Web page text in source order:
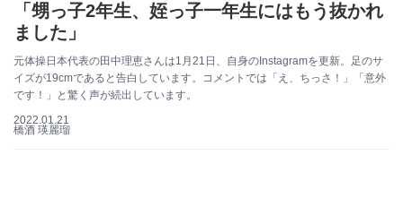
「甥っ子2年生、姪っ子一年生にはもう抜かれ
ました」
元体操日本代表の田中理恵さんは1月21日、自身のInstagramを更新。足のサ
イズが19cmであると告白しています。コメントでは「え、ちっさ！」「意外
です！」と驚く声が続出しています。
2022.01.21
橋酒 瑛麗瑠